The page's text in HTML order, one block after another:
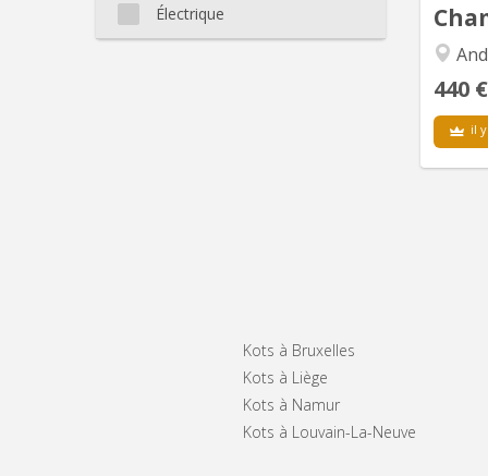
Électrique
440 €
il
Kots à Bruxelles
Kots à Liège
Kots à Namur
Kots à Louvain-La-Neuve